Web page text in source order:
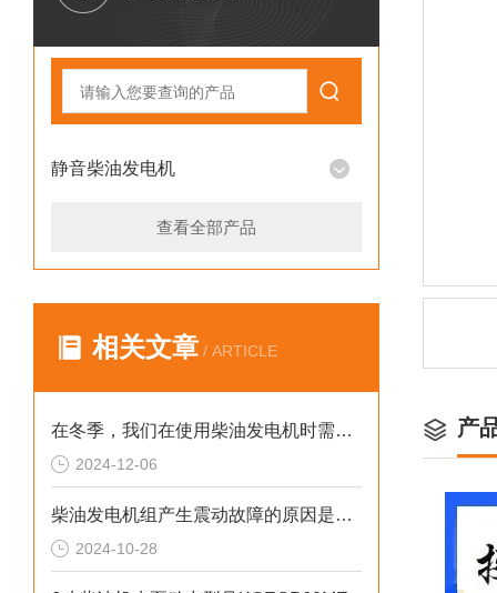
静音柴油发电机
查看全部产品
相关文章 / ARTICLE
在冬季，我们在使用柴油发电机时需要注意什么呢？
2024-12-06
柴油发电机组产生震动故障的原因是什么？
2024-10-28
产